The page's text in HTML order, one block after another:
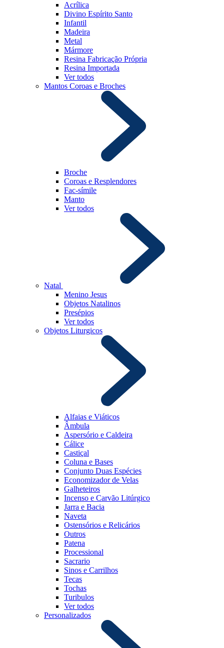
Acrílica
Divino Espírito Santo
Infantil
Madeira
Metal
Mármore
Resina Fabricação Própria
Resina Importada
Ver todos
Mantos Coroas e Broches
Broche
Coroas e Resplendores
Fac-símile
Manto
Ver todos
Natal
Menino Jesus
Objetos Natalinos
Presépios
Ver todos
Objetos Liturgicos
Alfaias e Viáticos
Âmbula
Aspersório e Caldeira
Cálice
Castiçal
Coluna e Bases
Conjunto Duas Espécies
Economizador de Velas
Galheteiros
Incenso e Carvão Litúrgico
Jarra e Bacia
Naveta
Ostensórios e Relicários
Outros
Patena
Processional
Sacrario
Sinos e Carrilhos
Tecas
Tochas
Turibulos
Ver todos
Personalizados